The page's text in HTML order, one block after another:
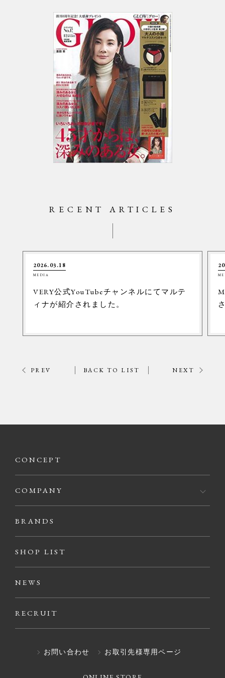
RECENT ARTICLES
2026.03.18
MEDIA
VERY公式YouTubeチャンネルにてマルテ
ィナが紹介されました。
PREV BACK TO LIST NEXT
CONCEPT
COMPANY
BRANDS
SHOP LIST
NEWS
RECRUIT
お問い合わせ お取引先様専用ページ